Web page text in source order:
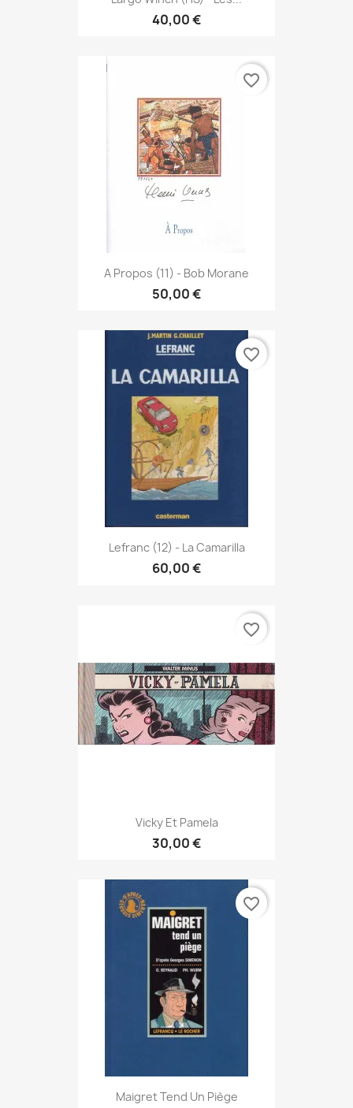
40,00 €
A Propos (11) - Bob Morane
50,00 €
favorite_border
Lefranc (12) - La Camarilla
60,00 €
favorite_border
Vicky Et Pamela
30,00 €
favorite_border
Maigret Tend Un Piège
favorite_border